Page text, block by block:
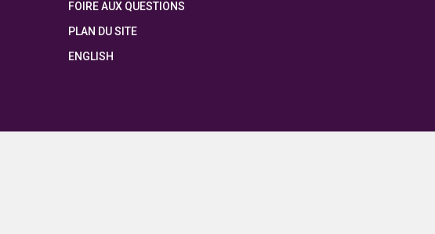
FOIRE AUX QUESTIONS
PLAN DU SITE
ENGLISH